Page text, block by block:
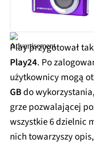
Play przygotował
Play24. Po
użytkownicy mogą
GBdo
grze pozwalającej
wszystkie 6 dzielnic
nich towarzyszy